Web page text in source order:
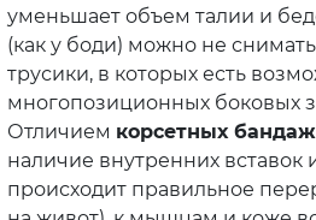
уменьшает объем талии и
(как у боди) можно не
трусики, в которых есть
многопозиционных боковых
Отличием корсетных
наличие внутренних вставок
происходит правильное